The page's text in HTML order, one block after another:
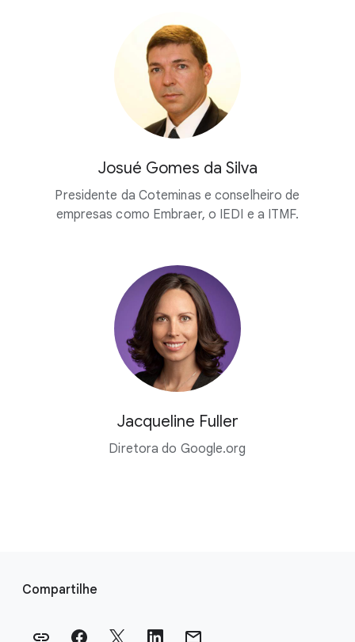
Josué Gomes da Silva
Presidente da Coteminas e conselheiro de
empresas como Embraer, o IEDI e a ITMF.
Jacqueline Fuller
Diretora do Google.org
Compartilhe